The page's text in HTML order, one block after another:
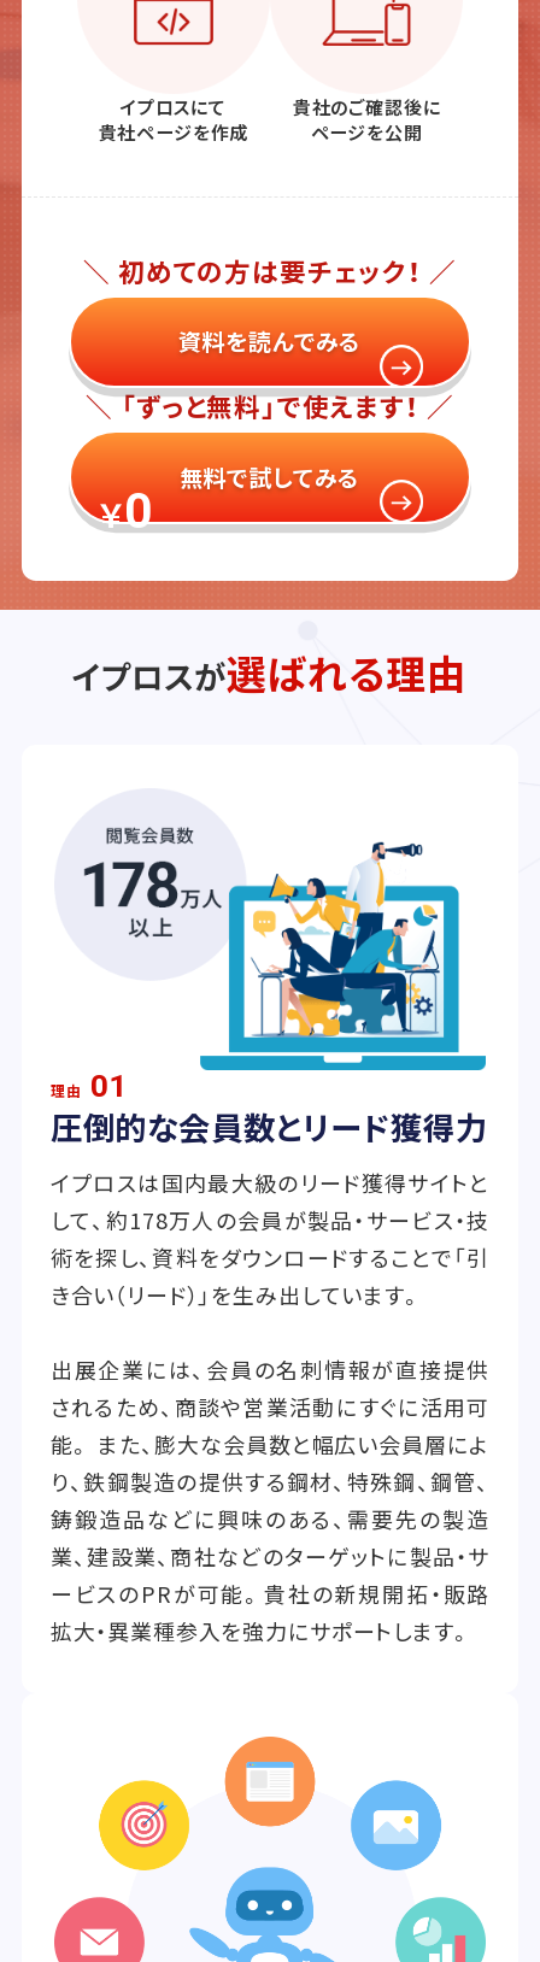
イプロスにて
貴社ページを作成
貴社のご確認後に
ページを公開
＼ 初めての方は要チェック！ ／
資料を読んでみる
＼ 「ずっと無料」で使えます！ ／
￥0
無料で試してみる
イプロスが選ばれる理由
理由 01
圧倒的な会員数とリード獲得力
イプロスは国内最大級のリード獲得サイトと
して、約178万人の会員が製品・サービス・技
術を探し、資料をダウンロードすることで「引
き合い（リード）」を生み出しています。
出展企業には、会員の名刺情報が直接提供
されるため、商談や営業活動にすぐに活用可
能。 また、膨大な会員数と幅広い会員層によ
り、鉄鋼製造の提供する鋼材、特殊鋼、鋼管、
鋳鍛造品などに興味のある、需要先の製造
業、建設業、商社などのターゲットに製品・サ
ービスのPRが可能。貴社の新規開拓・販路
拡大・異業種参入を強力にサポートします。